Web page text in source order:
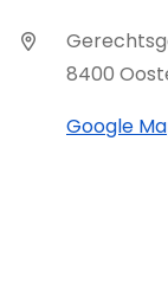
8400
Google